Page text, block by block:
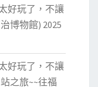
好玩了，不讓
博物館) 2025
好玩了，不讓
之旅~~往福